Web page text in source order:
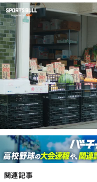
関連記事